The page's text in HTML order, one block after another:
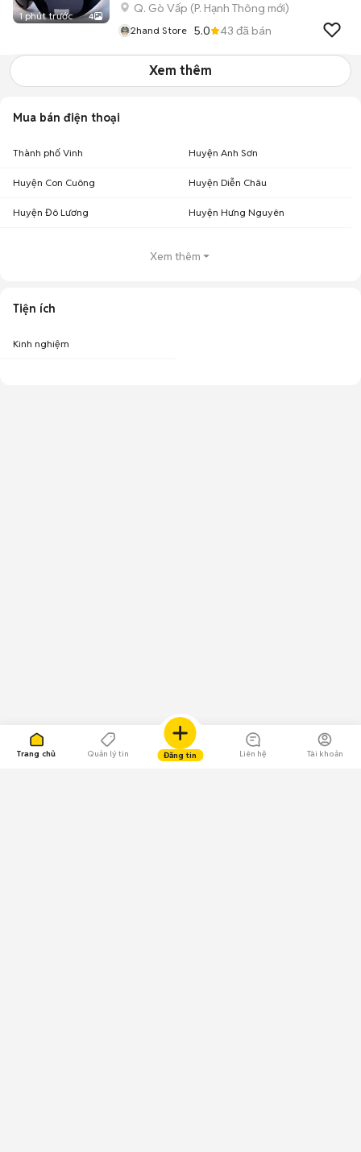
Trang chủ Quản lý tin Đăng tin Liên hệ Tài khoản
1 phút trước 4
Q. Gò Vấp (P. Hạnh Thông mới)
2hand Store 5.0 43 đã bán
Xem thêm
Mua bán điện thoại
Thành phố Vinh Huyện Anh Sơn
Huyện Con Cuông Huyện Diễn Châu
Huyện Đô Lương Huyện Hưng Nguyên
Xem thêm
Tiện ích
Kinh nghiệm